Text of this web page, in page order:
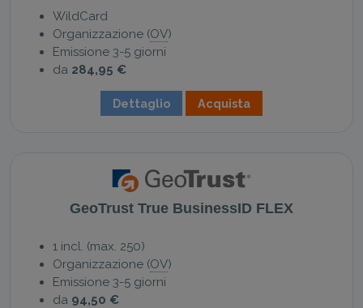
WildCard
Organizzazione (OV)
Emissione 3-5 giorni
da 284,95 €
Dettaglio Acquista
GeoTrust True BusinessID FLEX
1 incl. (max. 250)
Organizzazione (OV)
Emissione 3-5 giorni
da 94,50 €